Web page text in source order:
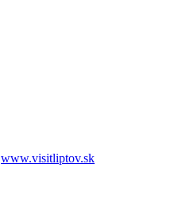
www.visitliptov.sk